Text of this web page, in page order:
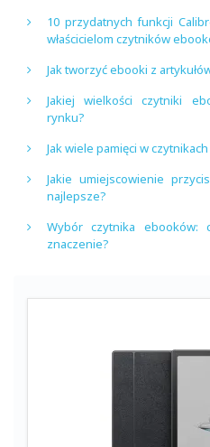
10 przydatnych funkcji
właścicielom czytników
Jak tworzyć ebooki z
Jakiej wielkości czytniki
rynku?
Jak wiele pamięci w
Jakie umiejscowienie
najlepsze?
Wybór czytnika ebooków:
znaczenie?